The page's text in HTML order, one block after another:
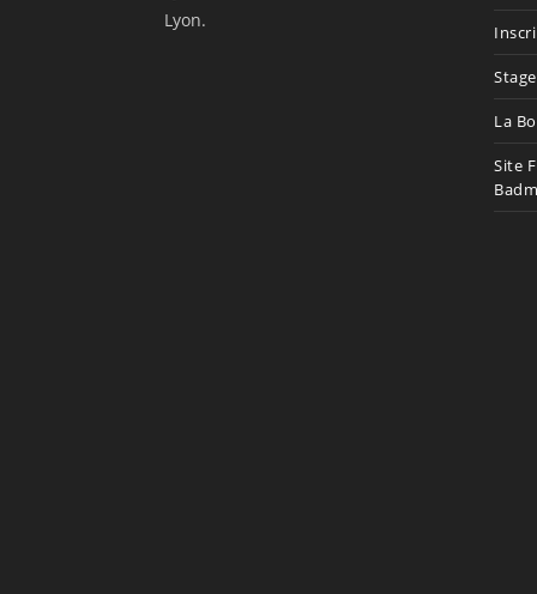
Lyon.
La
Site